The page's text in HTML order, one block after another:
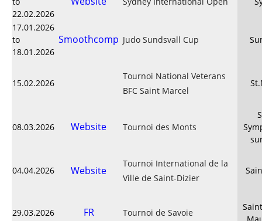
22.02.2026
17.01.2026
to
18.01.2026
Smoothcomp Judo Sundsvall Cup
15.02.2026
Tournoi National Veterans
BFC Saint Marcel
08.03.2026 Website Tournoi des Monts
04.04.2026 Website
Tournoi International de la
Ville de Saint-Dizier
29.03.2026 FR Tournoi de Savoie